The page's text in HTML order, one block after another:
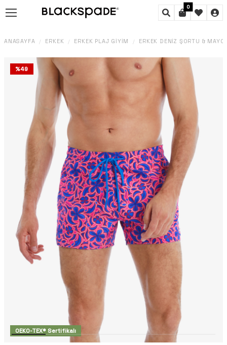
0
ANASAYFA / ERKEK / ERKEK PLAJ GIYIM / ERKEK DENIZ ŞORTU & MAYO
%49
OEKO-TEX® Sertifikalı